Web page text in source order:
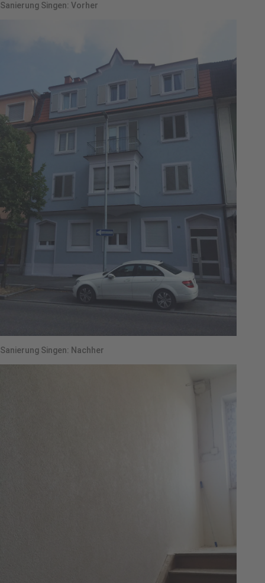
Sanierung Singen: Vorher
Sanierung Singen: Nachher